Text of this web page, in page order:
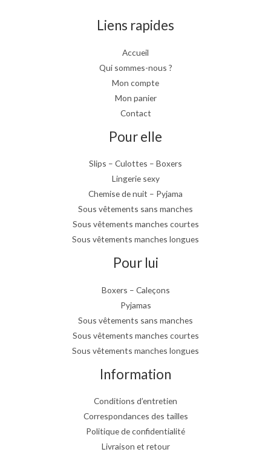
Liens rapides
Accueil
Qui sommes-nous ?
Mon compte
Mon panier
Contact
Pour elle
Slips – Culottes – Boxers
Lingerie sexy
Chemise de nuit – Pyjama
Sous vêtements sans manches
Sous vêtements manches courtes
Sous vêtements manches longues
Pour lui
Boxers – Caleçons
Pyjamas
Sous vêtements sans manches
Sous vêtements manches courtes
Sous vêtements manches longues
Information
Conditions d’entretien
Correspondances des tailles
Politique de confidentialité
Livraison et retour